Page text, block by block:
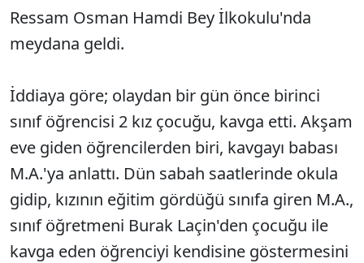
Ressam Osman Hamdi Bey İlkokulu'nda
meydana geldi.
İddiaya göre; olaydan bir gün önce birinci
sınıf öğrencisi 2 kız çocuğu, kavga etti. Akşam
eve giden öğrencilerden biri, kavgayı babası
M.A.'ya anlattı. Dün sabah saatlerinde okula
gidip, kızının eğitim gördüğü sınıfa giren M.A.,
sınıf öğretmeni Burak Laçin'den çocuğu ile
kavga eden öğrenciyi kendisine göstermesini